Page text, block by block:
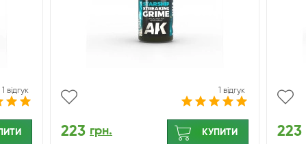
1 відгук 1 відгук
223 грн. КУПИТИ 223